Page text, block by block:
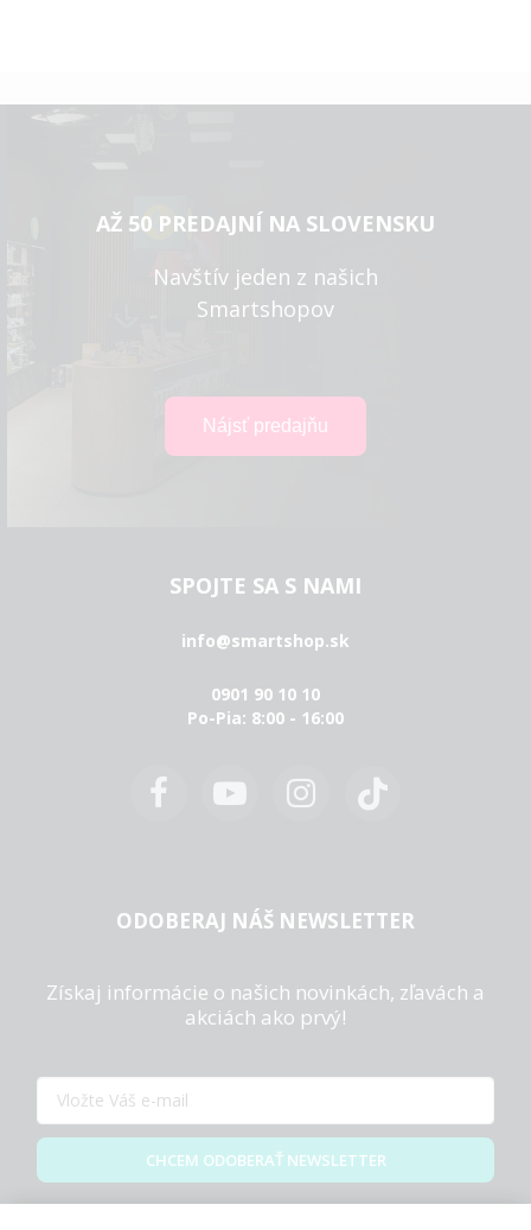
AŽ 50 PREDAJNÍ NA SLOVENSKU
Navštív jeden z našich
Smartshopov
SPOJTE SA S NAMI
info@smartshop.sk
0901 90 10 10
Po-Pia: 8:00 - 16:00
ODOBERAJ NÁŠ NEWSLETTER
Získaj informácie o našich novinkách, zľavách a
akciách ako prvý!
CHCEM ODOBERAŤ NEWSLETTER